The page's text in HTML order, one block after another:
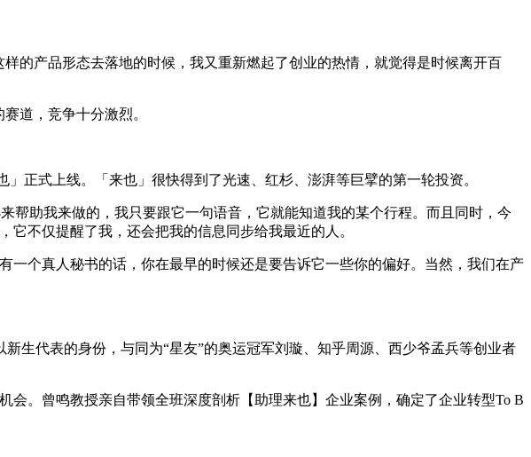
产品形态去落地的时候，我又重新燃起了创业的热情，就觉得是时候离开百
道，竞争十分激烈。
式上线。「来也」很快得到了光速、红杉、澎湃等巨擘的第一轮投资。
助我来做的，我只要跟它一句语音，它就能知道我的某个行程。而且同时，今
不仅提醒了我，还会把我的信息同步给我最近的人。
个真人秘书的话，你在最早的时候还是要告诉它一些你的偏好。当然，我们在产
代表的身份，与同为“星友”的奥运冠军刘璇、知乎周源、西少爷孟兵等创业者
。曾鸣教授亲自带领全班深度剖析【助理来也】企业案例，确定了企业转型To B